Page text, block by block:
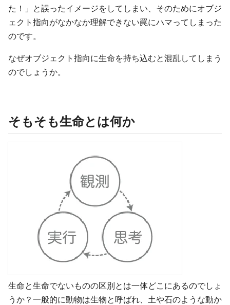
た！」と誤ったイメージをしてしまい、そのためにオブジ
ェクト指向がなかなか理解できない罠にハマってしまった
のです。
なぜオブジェクト指向に生命を持ち込むと混乱してしまう
のでしょうか。
そもそも生命とは何か
生命と生命でないものの区別とは一体どこにあるのでしょ
うか？一般的に動物は生物と呼ばれ、土や石のような動か